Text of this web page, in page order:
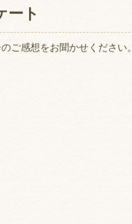
ート
ご感想をお聞かせください。